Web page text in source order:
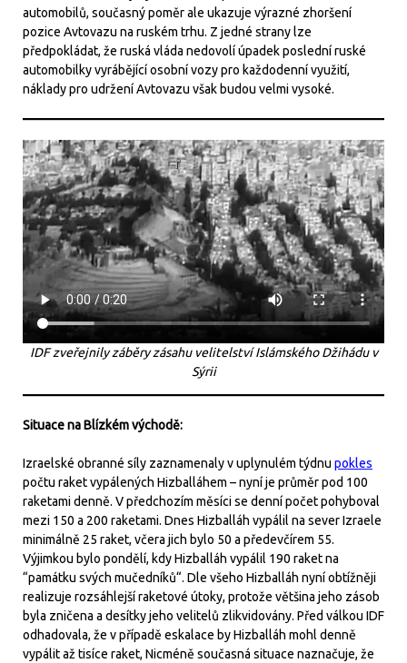
automobilů, současný poměr ale ukazuje výrazné zhoršení
pozice Avtovazu na ruském trhu. Z jedné strany lze
předpokládat, že ruská vláda nedovolí úpadek poslední ruské
automobilky vyrábějící osobní vozy pro každodenní využití,
náklady pro udržení Avtovazu však budou velmi vysoké.
IDF zveřejnily záběry zásahu velitelství Islámského Džihádu v
Sýrii
Situace na Blízkém východě:
Izraelské obranné síly zaznamenaly v uplynulém týdnu pokles
počtu raket vypálených Hizballáhem – nyní je průměr pod 100
raketami denně. V předchozím měsíci se denní počet pohyboval
mezi 150 a 200 raketami. Dnes Hizballáh vypálil na sever Izraele
minimálně 25 raket, včera jich bylo 50 a předevčírem 55.
Výjimkou bylo pondělí, kdy Hizballáh vypálil 190 raket na
“památku svých mučedníků“. Dle všeho Hizballáh nyní obtížněji
realizuje rozsáhlejší raketové útoky, protože většina jeho zásob
byla zničena a desítky jeho velitelů zlikvidovány. Před válkou IDF
odhadovala, že v případě eskalace by Hizballáh mohl denně
vypálit až tisíce raket, Nicméně současná situace naznačuje, že